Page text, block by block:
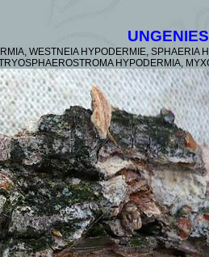
WESTNEIA HYPODERMIE, SPHAERIA
HYPODERMIA,